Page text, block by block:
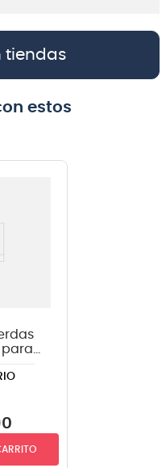
tiendas
estos
para
.046